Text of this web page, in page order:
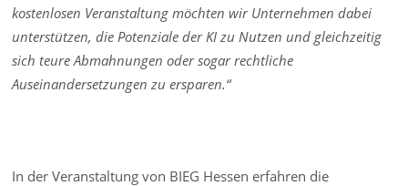
kostenlosen Veranstaltung möchten wir Unternehmen dabei
unterstützen, die Potenziale der KI zu Nutzen und gleichzeitig
sich teure Abmahnungen oder sogar rechtliche
Auseinandersetzungen zu ersparen.“
In der Veranstaltung von BIEG Hessen erfahren die